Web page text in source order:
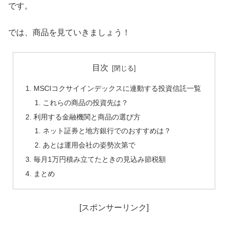
です。
では、商品を見ていきましょう！
目次
MSCIコクサイインデックスに連動する投資信託一覧
これらの商品の投資先は？
利用する金融機関と商品の選び方
ネット証券と地方銀行でのおすすめは？
あとは運用会社の姿勢次第で
毎月1万円積み立てたときの見込み節税額
まとめ
[スポンサーリンク]